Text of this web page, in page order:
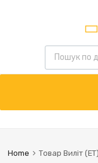
Пошук
content
Home Товар Виліт (ЕТ)